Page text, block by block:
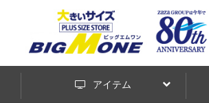
アイテム